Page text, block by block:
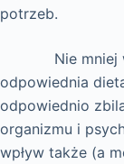
potrzeb.
Nie mniej
odpowiednia
odpowiednio
organizmu i
wpływ także (a